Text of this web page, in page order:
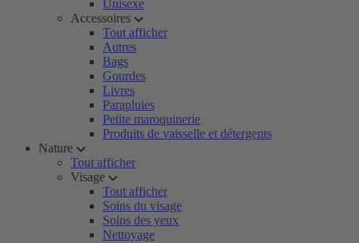
Unisexe
Accessoires
Tout afficher
Autres
Bags
Gourdes
Livres
Parapluies
Petite maroquinerie
Produits de vaisselle et détergents
Nature
Tout afficher
Visage
Tout afficher
Soins du visage
Soins des yeux
Nettoyage